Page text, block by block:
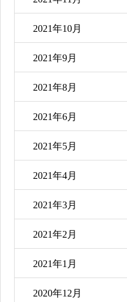
2021年10月
2021年9月
2021年8月
2021年6月
2021年5月
2021年4月
2021年3月
2021年2月
2021年1月
2020年12月